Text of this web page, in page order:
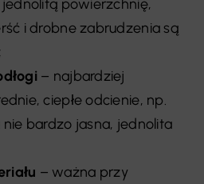
powierzchnię,
i drobne zabrudzenia są
– najbardziej
ciepłe odcienie, np.
bardzo jasna, jednolita
– ważna przy